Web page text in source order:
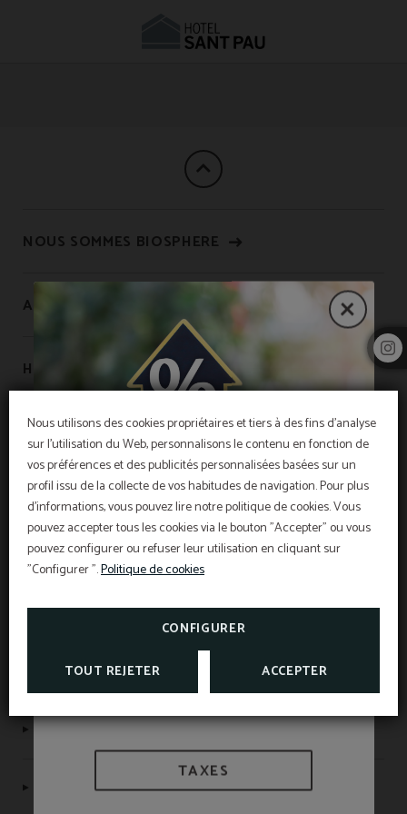
Nous utilisons des cookies propriétaires et tiers à des fins d'analyse
sur l'utilisation du Web, personnalisons le contenu en fonction de
vos préférences et des publicités personnalisées basées sur un
profil issu de la collecte de vos habitudes de navigation. Pour plus
d'informations, vous pouvez lire notre politique de cookies. Vous
pouvez accepter tous les cookies via le bouton "Accepter" ou vous
pouvez configurer ou refuser leur utilisation en cliquant sur
"Configurer ".Politique de cookies
CONFIGURER
TOUT REJETER ACCEPTER
NOUS SOMMES BIOSPHERE
APARTAMENTOS SANT PAU
HOSTAL LAMI
HOTEL SANT PAU
Assurance annulation
Numéro d’enregistrement NIRTC : HB-004046
Autres hôtels
Protection des données
Politique de cookies
OFFRE EXCLUSIVE
Meilleur prix garanti, réduction pour réservation
anticipée, petit déjeuner gratuit et assurance
annulation gratuite inclus!
L’Hôtel Sant Pau os inclut une assurance
annulation exclusive pour les réservations
effectuées sur le site officiel.
ANNULATION
INFORMATION
Information d'intérêt
TAXES ET EXONÉRATIONS
TAXES